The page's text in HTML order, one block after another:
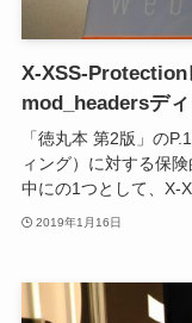
X-XSS-Protection
mod_headersデ
「徳丸本 第2版」の
ィング）に対する保
中にの1つとして、X-
2019年1月16日